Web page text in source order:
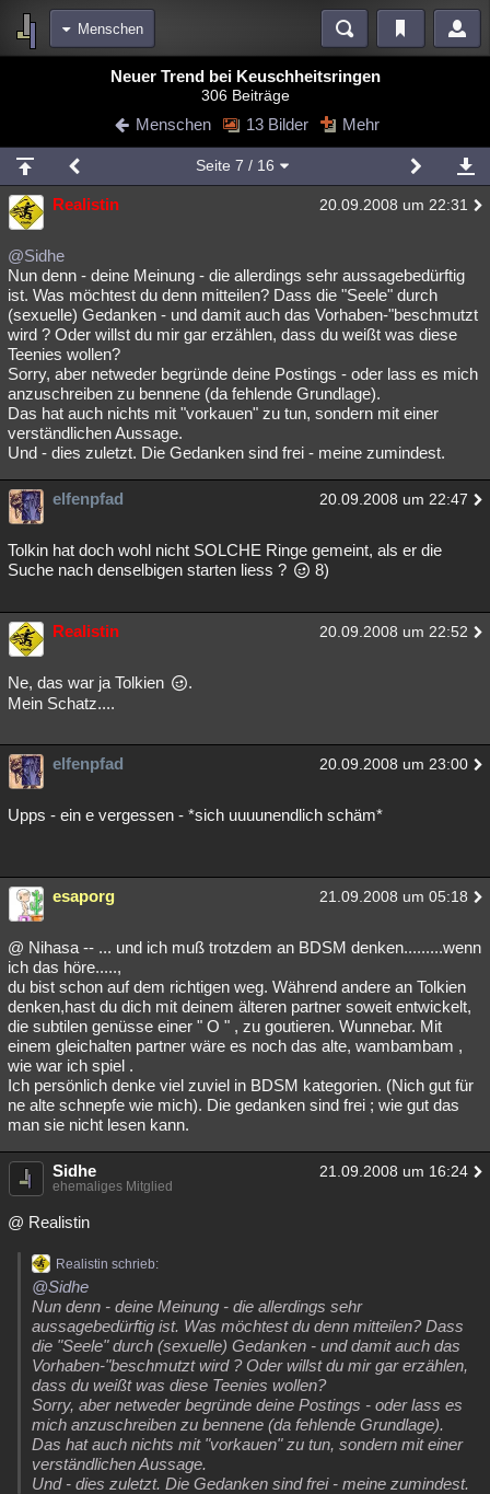
Menschen
Blogs Videos
Chat Wiki Neuigkeiten
meine Rubriken
Menschen Mystery Kriminalfälle
Spiritualität
Natur Umfragen Unterhaltung
weitere Rubriken
Philosophie
Astronomie Helpdesk Gruppen Gaming Filme
Musik Clash Verbesserungen Allmystery English
Übersichten
Besucht
Lesenswert Schlüsselwörter
Neuer Trend bei Keuschheitsringen
306 Beiträge
Menschen 13 Bilder Mehr
Seite 7 / 16
Realistin 20.09.2008 um 22:31
@Sidhe
Nun denn - deine Meinung - die allerdings sehr aussagebedürftig
ist. Was möchtest du denn mitteilen? Dass die "Seele" durch
(sexuelle) Gedanken - und damit auch das Vorhaben-"beschmutzt
wird ? Oder willst du mir gar erzählen, dass du weißt was diese
Teenies wollen?
Sorry, aber netweder begründe deine Postings - oder lass es mich
anzuschreiben zu bennene (da fehlende Grundlage).
Das hat auch nichts mit "vorkauen" zu tun, sondern mit einer
verständlichen Aussage.
Und - dies zuletzt. Die Gedanken sind frei - meine zumindest.
elfenpfad 20.09.2008 um 22:47
Tolkin hat doch wohl nicht SOLCHE Ringe gemeint, als er die
Suche nach denselbigen starten liess ?
8)
Realistin 20.09.2008 um 22:52
Ne, das war ja Tolkien
.
Mein Schatz....
elfenpfad 20.09.2008 um 23:00
Upps - ein e vergessen - *sich uuuunendlich schäm*
esaporg 21.09.2008 um 05:18
@ Nihasa -- ... und ich muß trotzdem an BDSM denken.........wenn
ich das höre.....,
du bist schon auf dem richtigen weg. Während andere an Tolkien
denken,hast du dich mit deinem älteren partner soweit entwickelt,
die subtilen genüsse einer " O " , zu goutieren. Wunnebar. Mit
einem gleichalten partner wäre es noch das alte, wambambam ,
wie war ich spiel .
Ich persönlich denke viel zuviel in BDSM kategorien. (Nich gut für
ne alte schnepfe wie mich). Die gedanken sind frei ; wie gut das
man sie nicht lesen kann.
Sidhe 21.09.2008 um 16:24
ehemaliges Mitglied
@ Realistin
Realistin schrieb:
@Sidhe
Nun denn - deine Meinung - die allerdings sehr
aussagebedürftig ist. Was möchtest du denn mitteilen? Dass
die "Seele" durch (sexuelle) Gedanken - und damit auch das
Vorhaben-"beschmutzt wird ? Oder willst du mir gar erzählen,
dass du weißt was diese Teenies wollen?
Sorry, aber netweder begründe deine Postings - oder lass es
mich anzuschreiben zu bennene (da fehlende Grundlage).
Das hat auch nichts mit "vorkauen" zu tun, sondern mit einer
verständlichen Aussage.
Und - dies zuletzt. Die Gedanken sind frei - meine zumindest.